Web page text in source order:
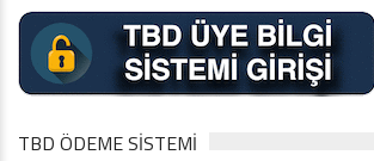
TBD ÖDEME SİSTEMİ